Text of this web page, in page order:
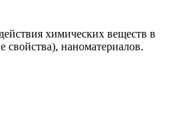
химических веществ в
свойства), наноматериалов.